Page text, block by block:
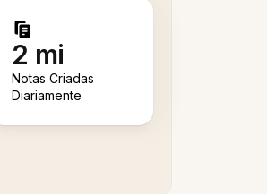
2 mi
Notas Criadas
Diariamente